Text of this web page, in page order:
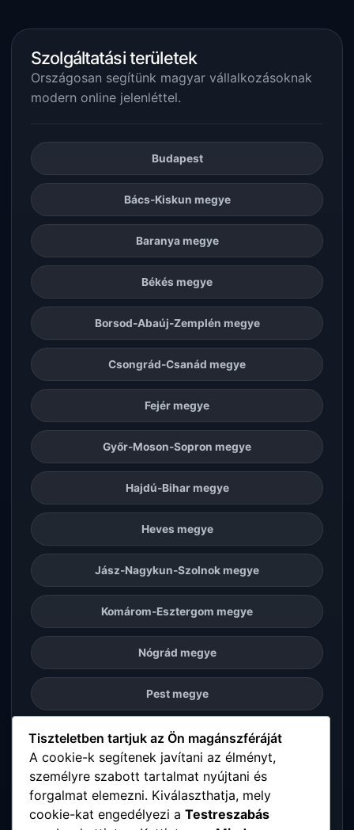
Szolgáltatási területek
Országosan segítünk magyar vállalkozásoknak
modern online jelenléttel.
Budapest
Bács-Kiskun megye
Baranya megye
Békés megye
Borsod-Abaúj-Zemplén megye
Csongrád-Csanád megye
Fejér megye
Győr-Moson-Sopron megye
Hajdú-Bihar megye
Heves megye
Jász-Nagykun-Szolnok megye
Komárom-Esztergom megye
Nógrád megye
Pest megye
Somogy megye
Szabolcs-Szatmár-Bereg megye
Tolna megye
Tiszteletben tartjuk az Ön magánszféráját
A cookie-k segítenek javítani az élményt,
személyre szabott tartalmat nyújtani és
forgalmat elemezni. Kiválaszthatja, mely
cookie-kat engedélyezi a Testreszabás